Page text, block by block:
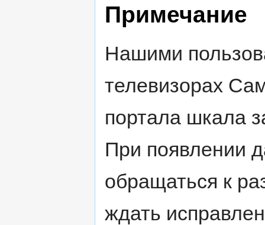
Примечание
Нашими
телевизорах
портала шкала
При появлении
обращаться к
ждать